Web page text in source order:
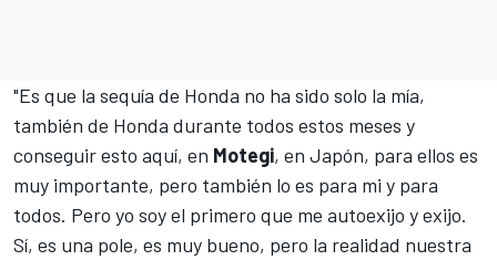
"Es que la sequía de Honda no ha sido solo la mía,
también de Honda durante todos estos meses y
conseguir esto aquí, en Motegi, en Japón, para ellos es
muy importante, pero también lo es para mi y para
todos. Pero yo soy el primero que me autoexijo y exijo.
Sí, es una pole, es muy bueno, pero la realidad nuestra